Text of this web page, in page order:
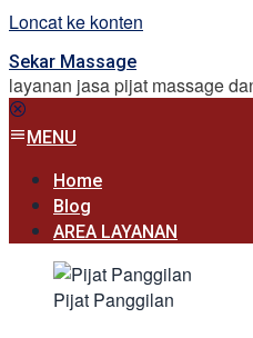
Loncat ke konten
Sekar Massage
layanan jasa pijat massage
MENU
Home
Blog
AREA LAYANAN
Pijat Panggilan